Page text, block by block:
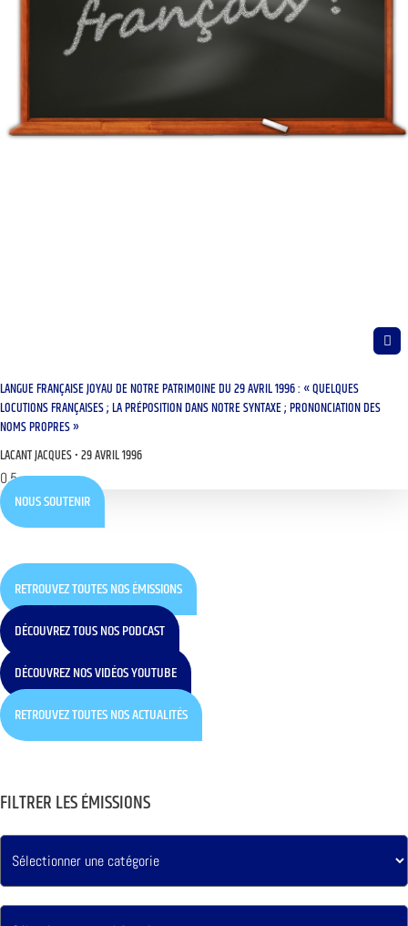
LANGUE FRANÇAISE JOYAU DE NOTRE PATRIMOINE DU 29 AVRIL 1996 : « QUELQUES
LOCUTIONS FRANÇAISES ; LA PRÉPOSITION DANS NOTRE SYNTAXE ; PRONONCIATION DES
NOMS PROPRES »
LACANT JACQUES 29 AVRIL 1996
NOUS SOUTENIR
RETROUVEZ TOUTES NOS ÉMISSIONS
DÉCOUVREZ TOUS NOS PODCAST
DÉCOUVREZ NOS VIDÉOS YOUTUBE
RETROUVEZ TOUTES NOS ACTUALITÉS
FILTRER LES ÉMISSIONS